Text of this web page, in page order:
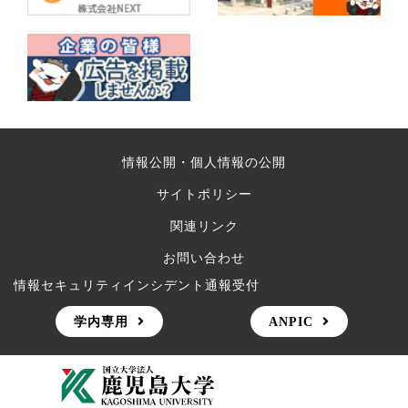
情報公開・個人情報の公開
サイトポリシー
関連リンク
お問い合わせ
情報セキュリティインシデント通報受付
学内専用 ANPIC